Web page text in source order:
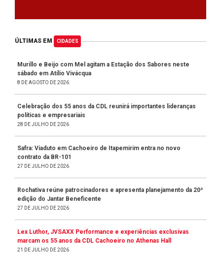
ÚLTIMAS EM CIDADES
Murillo e Beijo com Mel agitam a Estação dos Sabores neste
sábado em Atílio Vivácqua
8 DE AGOSTO DE 2026
Celebração dos 55 anos da CDL reunirá importantes lideranças
políticas e empresariais
28 DE JULHO DE 2026
Safra: Viaduto em Cachoeiro de Itapemirim entra no novo
contrato da BR-101
27 DE JULHO DE 2026
Rochativa reúne patrocinadores e apresenta planejamento da 20ª
edição do Jantar Beneficente
27 DE JULHO DE 2026
Lex Luthor, JVSAXX Performance e experiências exclusivas
marcam os 55 anos da CDL Cachoeiro no Athenas Hall
21 DE JULHO DE 2026